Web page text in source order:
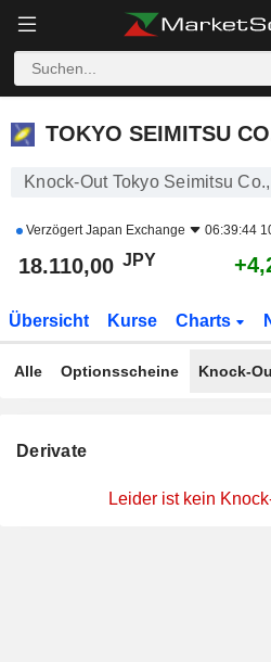
TOKYO SEIMITSU
Knock-Out Tokyo Seimitsu
VerzögertJapan Exchange 06:39:44
18.110,00 JPY
Übersicht Kurse Charts
Alle Optionsscheine Knock-
Derivate
Leider ist kein